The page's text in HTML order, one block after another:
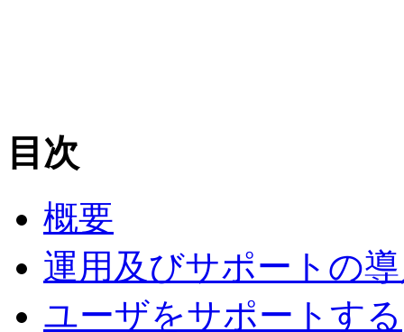
目次
概要
運用及びサポートの
ユーザをサポートする